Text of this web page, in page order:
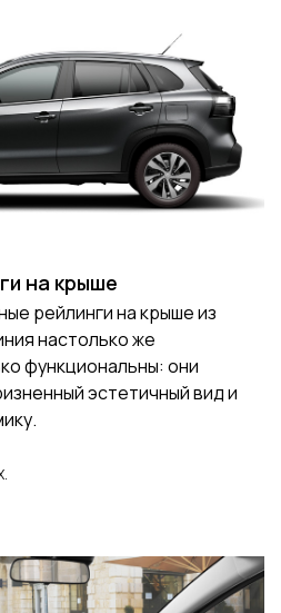
на крыше
рейлинги на крыше из
настолько же
функциональны: они
эстетичный вид и